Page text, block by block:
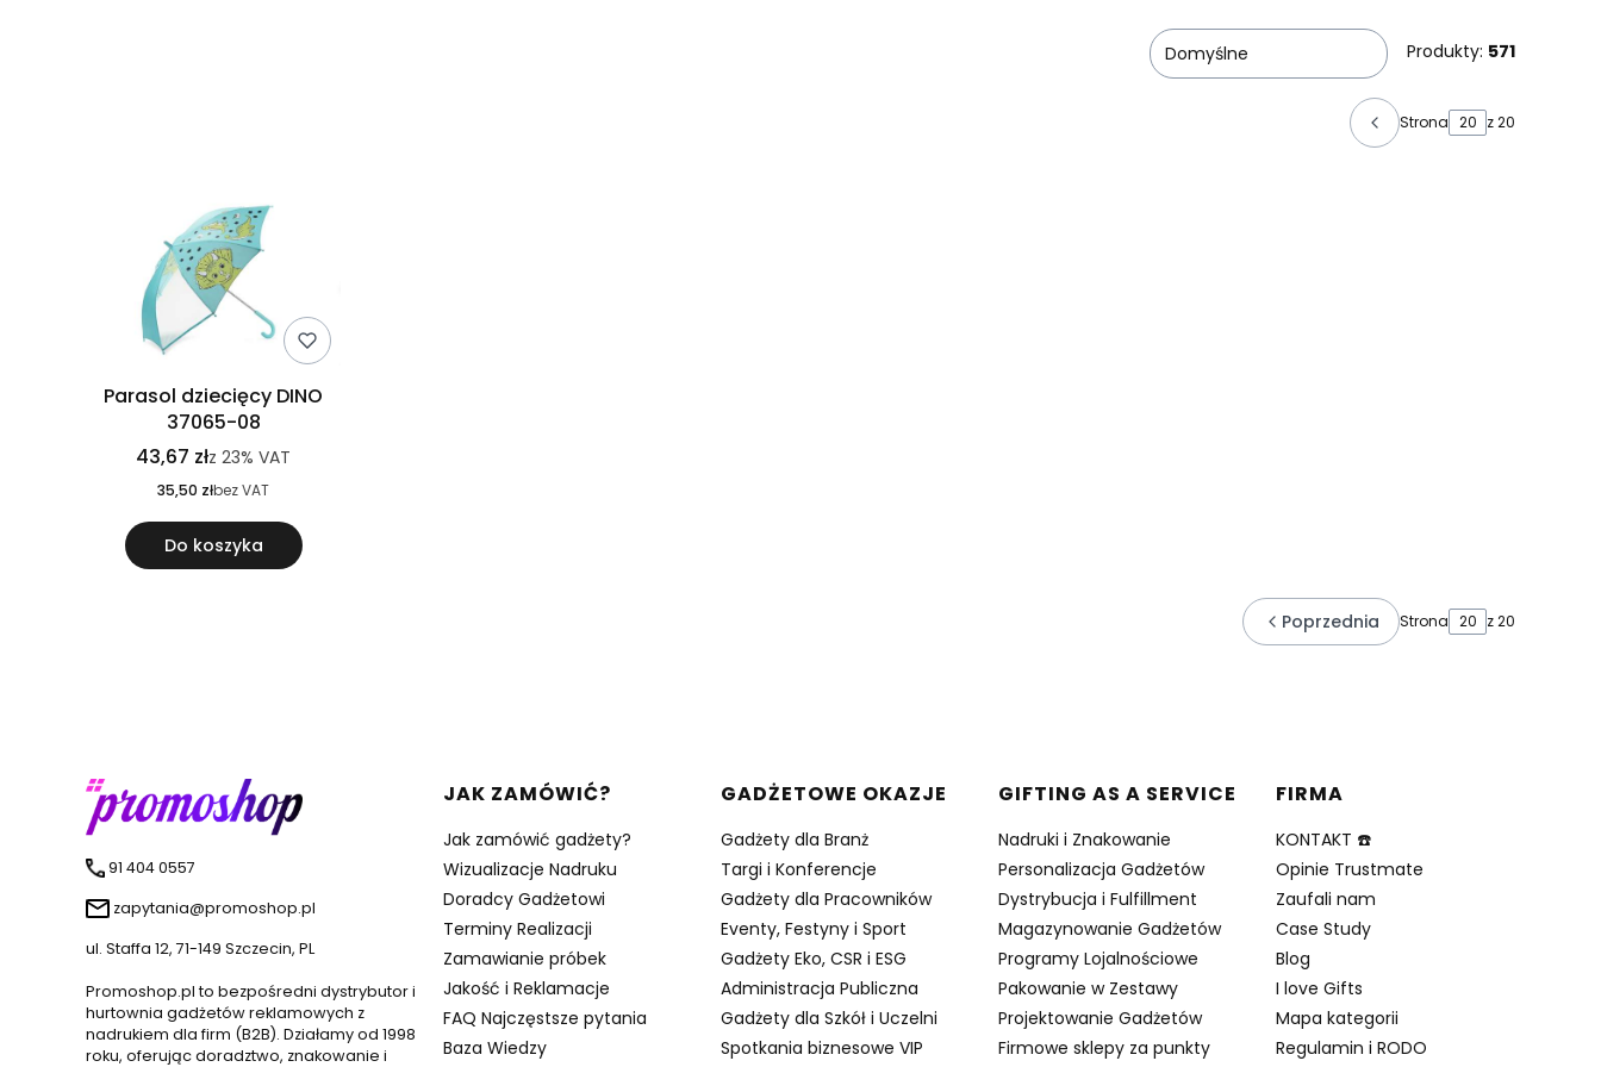
Domyślne Produkty: 571
Strona z 20
Parasol dziecięcy DINO
37065-08
43,67 złz23% VAT
35,50 złbez VAT
Do koszyka
Poprzednia Strona z 20
91 404 0557
zapytania@promoshop.pl
ul. Staffa 12, 71-149 Szczecin, PL
Promoshop.pl to bezpośredni dystrybutor i
hurtownia gadżetów reklamowych z
nadrukiem dla firm (B2B). Działamy od 1998
roku, oferując doradztwo, znakowanie i
Linki w stopce
JAK ZAMÓWIĆ?
Jak zamówić gadżety?
Wizualizacje Nadruku
Doradcy Gadżetowi
Terminy Realizacji
Zamawianie próbek
Jakość i Reklamacje
FAQ Najczęstsze pytania
Baza Wiedzy
GADŻETOWE OKAZJE
Gadżety dla Branż
Targi i Konferencje
Gadżety dla Pracowników
Eventy, Festyny i Sport
Gadżety Eko, CSR i ESG
Administracja Publiczna
Gadżety dla Szkół i Uczelni
Spotkania biznesowe VIP
GIFTING AS A SERVICE
Nadruki i Znakowanie
Personalizacja Gadżetów
Dystrybucja i Fulfillment
Magazynowanie Gadżetów
Programy Lojalnościowe
Pakowanie w Zestawy
Projektowanie Gadżetów
Firmowe sklepy za punkty
FIRMA
KONTAKT ☎️
Opinie Trustmate
Zaufali nam
Case Study
Blog
I love Gifts
Mapa kategorii
Regulamin i RODO